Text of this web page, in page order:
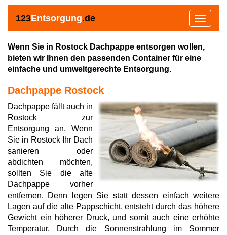
123Entsorgung.de
Toggle
Wenn Sie in Rostock Dachpappe entsorgen wollen,
bieten wir Ihnen den passenden Container für eine
einfache und umweltgerechte Entsorgung.
Dachpappe Rostock
Dachpappe fällt auch in
Rostock zur
Entsorgung an. Wenn
Sie in Rostock Ihr Dach
sanieren oder
abdichten möchten,
sollten Sie die alte
Dachpappe vorher
entfernen. Denn legen Sie statt dessen einfach weitere
Lagen auf die alte Pappschicht, entsteht durch das höhere
Gewicht ein höherer Druck, und somit auch eine erhöhte
Temperatur. Durch die Sonnenstrahlung im Sommer